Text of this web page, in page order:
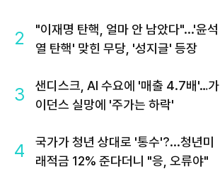
2
"이재명 탄핵, 얼마 안 남았다"...'윤석
열 탄핵' 맞힌 무당, '성지글' 등장
3
샌디스크, AI 수요에 '매출 4.7배'…가
이던스 실망에 '주가는 하락'
4
국가가 청년 상대로 '통수'?...청년미
래적금 12% 준다더니 "응, 오류야"